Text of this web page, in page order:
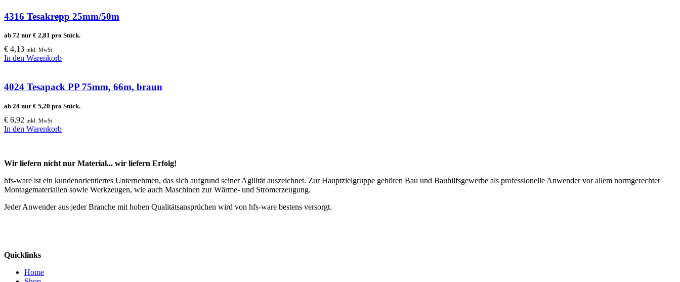
4316 Tesakrepp 25mm/50m
ab 72 nur € 2,81 pro Stück.
€ 4,13 inkl. MwSt
In den Warenkorb
4024 Tesapack PP 75mm, 66m, braun
ab 24 nur € 5,20 pro Stück.
€ 6,92 inkl. MwSt
In den Warenkorb
Wir liefern nicht nur Material... wir liefern Erfolg!
hfs-ware ist ein kundenorientiertes Unternehmen, das sich aufgrund seiner Agilität auszeichnet. Zur Hauptzielgruppe gehören Bau und Bauhilfsgewerbe als professionelle Anwender vor allem normgerechter
Montagematerialien sowie Werkzeugen, wie auch Maschinen zur Wärme- und Stromerzeugung.
Jeder Anwender aus jeder Branche mit hohen Qualitätsansprüchen wird von hfs-ware bestens versorgt.
Quicklinks
Home